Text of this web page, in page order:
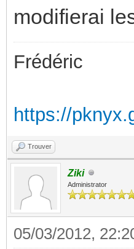
modifierai
Frédéric
https://
Trouver
Ziki
Administrator
05/03/2012,